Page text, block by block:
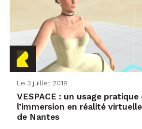
Le 3 juillet 2018
VESPACE : un usage pratique
l’immersion en réalité virtuelle
de Nantes